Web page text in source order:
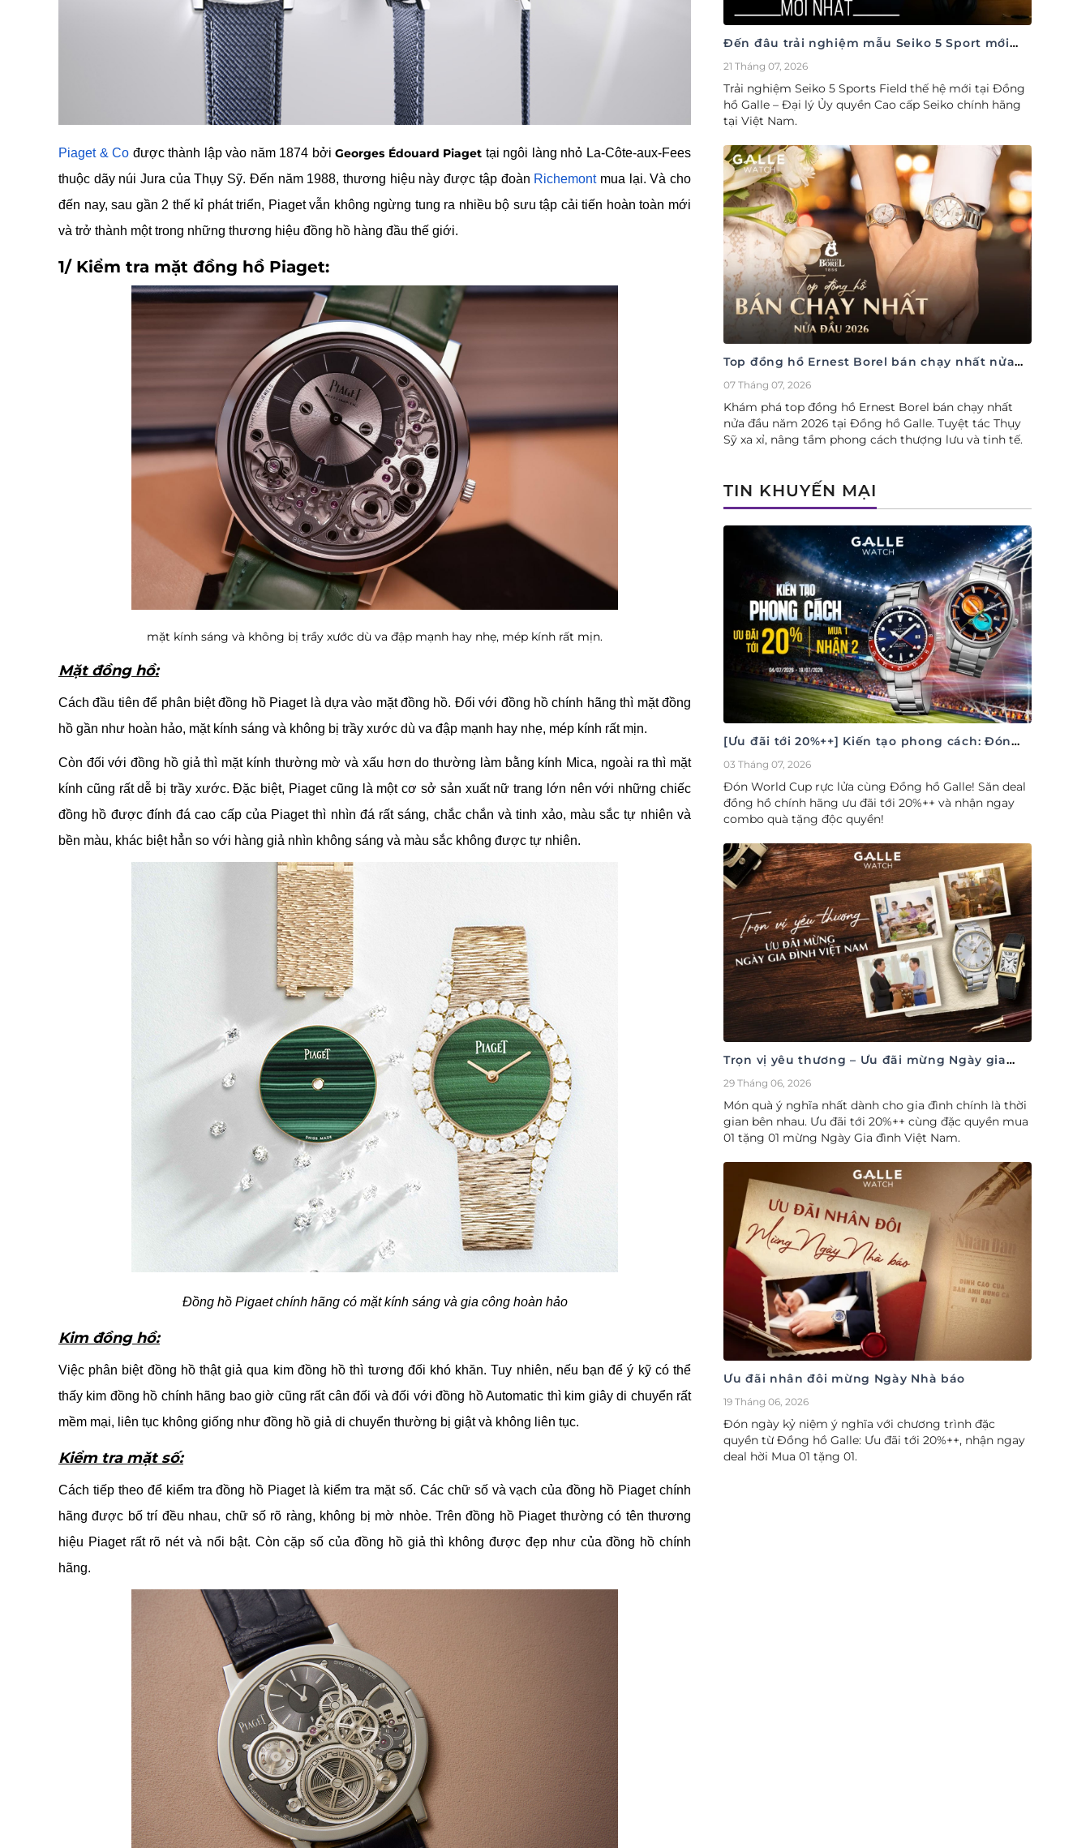
Piaget & Co được thành lập vào năm 1874 bởiGeorges Édouard Piaget tại ngôi làng nhỏ La-Côte-aux-Fees
thuộc dãy núi Jura của Thụy Sỹ. Đến năm 1988, thương hiệu này được tập đoàn Richemontmua lại. Và cho
đến nay, sau gần 2 thế kỉ phát triển, Piaget vẫn không ngừng tung ra nhiều bộ sưu tập cải tiến hoàn toàn mới
và trở thành một trong những thương hiệu đồng hồ hàng đầu thế giới.
1/ Kiểm tra mặt đồng hồ Piaget:
mặt kính sáng và không bị trầy xước dù va đập mạnh hay nhẹ, mép kính rất mịn.
Mặt đồng hồ:
Cách đầu tiên để phân biệt đồng hồ Piaget là dựa vào mặt đồng hồ. Đối với đồng hồ chính hãng thì mặt đồng
hồ gần như hoàn hảo, mặt kính sáng và không bị trầy xước dù va đập mạnh hay nhẹ, mép kính rất mịn.
Còn đối với đồng hồ giả thì mặt kính thường mờ và xấu hơn do thường làm bằng kính Mica, ngoài ra thì mặt
kính cũng rất dễ bị trầy xước. Đặc biệt, Piaget cũng là một cơ sở sản xuất nữ trang lớn nên với những chiếc
đồng hồ được đính đá cao cấp của Piaget thì nhìn đá rất sáng, chắc chắn và tinh xảo, màu sắc tự nhiên và
bền màu, khác biệt hẳn so với hàng giả nhìn không sáng và màu sắc không được tự nhiên.
Đồng hồ Pigaet chính hãng có mặt kính sáng và gia công hoàn hảo
Kim đồng hồ:
Việc phân biệt đồng hồ thật giả qua kim đồng hồ thì tương đối khó khăn. Tuy nhiên, nếu bạn để ý kỹ có thể
thấy kim đồng hồ chính hãng bao giờ cũng rất cân đối và đối với đồng hồ Automatic thì kim giây di chuyển rất
mềm mại, liên tục không giống như đồng hồ giả di chuyển thường bị giật và không liên tục.
Kiểm tra mặt số:
Cách tiếp theo để kiểm tra đồng hồ Piaget là kiểm tra mặt số. Các chữ số và vạch của đồng hồ Piaget chính
hãng được bố trí đều nhau, chữ số rõ ràng, không bị mờ nhòe. Trên đồng hồ Piaget thường có tên thương
hiệu Piaget rất rõ nét và nổi bật. Còn cặp số của đồng hồ giả thì không được đẹp như của đồng hồ chính
hãng.
Đến đâu trải nghiệm mẫu Seiko 5 Sport mới
nhất
21 Tháng 07, 2026
Trải nghiệm Seiko 5 Sports Field thế hệ mới tại Đồng
hồ Galle – Đại lý Ủy quyền Cao cấp Seiko chính hãng
tại Việt Nam.
Top đồng hồ Ernest Borel bán chạy nhất nửa
đầu năm 2026
07 Tháng 07, 2026
Khám phá top đồng hồ Ernest Borel bán chạy nhất
nửa đầu năm 2026 tại Đồng hồ Galle. Tuyệt tác Thụy
Sỹ xa xỉ, nâng tầm phong cách thượng lưu và tinh tế.
TIN KHUYẾN MẠI
[Ưu đãi tới 20%++] Kiến tạo phong cách: Đón
cúp săn deal – Siêu ưu đãi đồng hành cùng
World Cup
03 Tháng 07, 2026
Đón World Cup rực lửa cùng Đồng hồ Galle! Săn deal
đồng hồ chính hãng ưu đãi tới 20%++ và nhận ngay
combo quà tặng độc quyền!
Trọn vị yêu thương – Ưu đãi mừng Ngày gia
đình Việt Nam 28/06
29 Tháng 06, 2026
Món quà ý nghĩa nhất dành cho gia đình chính là thời
gian bên nhau. Ưu đãi tới 20%++ cùng đặc quyền mua
01 tặng 01 mừng Ngày Gia đình Việt Nam.
Ưu đãi nhân đôi mừng Ngày Nhà báo
19 Tháng 06, 2026
Đón ngày kỷ niệm ý nghĩa với chương trình đặc
quyền từ Đồng hồ Galle: Ưu đãi tới 20%++, nhận ngay
deal hời Mua 01 tặng 01.